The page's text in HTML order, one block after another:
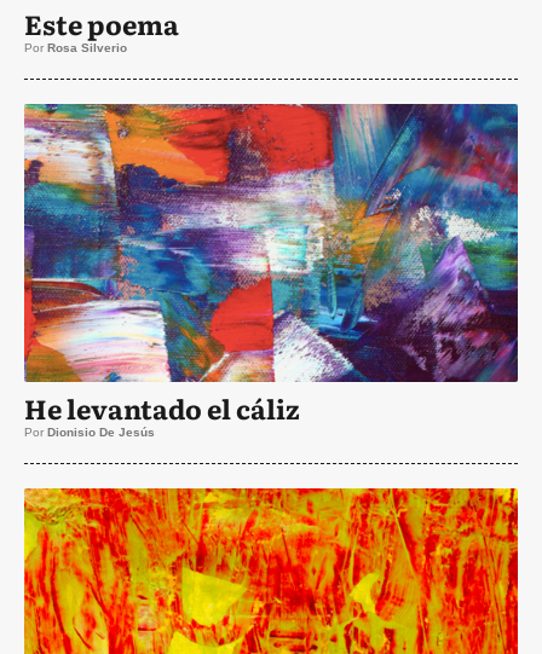
Este poema
Por Rosa Silverio
He levantado el cáliz
Por Dionisio De Jesús